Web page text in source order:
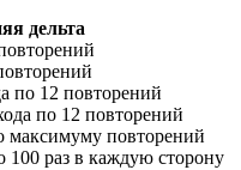
дельта
по 12 повторений
по 12 повторений
максимуму повторений
раз в каждую сторону